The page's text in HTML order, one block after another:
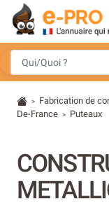
> Fabrication de
De-France > Puteaux